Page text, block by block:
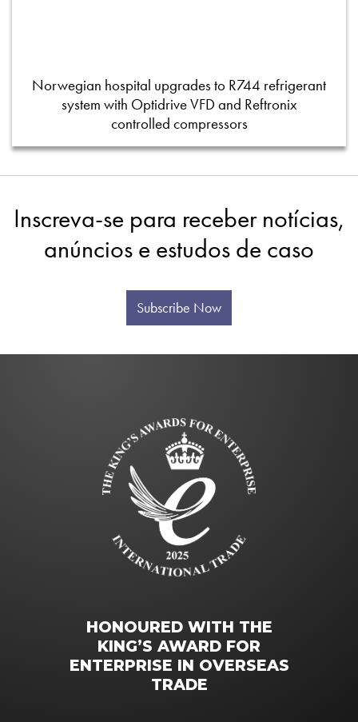
Norwegian hospital upgrades to R744 refrigerant
system with Optidrive VFD and Reftronix
controlled compressors
Inscreva-se para receber notícias,
anúncios e estudos de caso
Subscribe Now
HONOURED WITH THE
KING’S AWARD FOR
ENTERPRISE IN OVERSEAS
TRADE